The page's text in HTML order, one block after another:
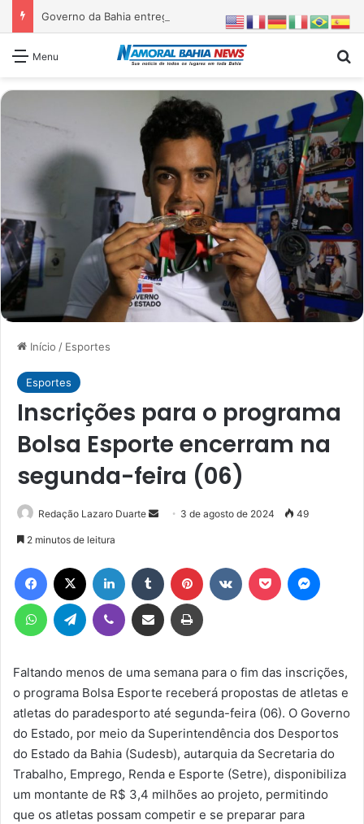
Governo da Bahia entrega 1ª etapa da requalificação do Parque Metropolitano de Pituaçu
Menu
Início / Esportes
Esportes
Inscrições para o programa
Bolsa Esporte encerram na
segunda-feira (06)
Redação Lazaro Duarte
Mande
mail
3 de agosto de 2024 49
2 minutos de leitura
Facebook Linkedin Tumblr Pinterest Pocket
WhatsAppTelegram Viber Compartilhar via e-mail Imprimir
Faltando menos de uma semana para o fim das inscrições,
o programa Bolsa Esporte receberá propostas de atletas e
atletas do paradesporto até segunda-feira (06). O Governo
do Estado, por meio da Superintendência dos Desportos
do Estado da Bahia (Sudesb), autarquia da Secretaria do
Trabalho, Emprego, Renda e Esporte (Setre), disponibiliza
um montante de R$ 3,4 milhões ao projeto, permitindo
que os atletas possam competir e se preparar para